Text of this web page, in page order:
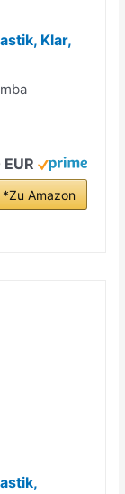
Klar,
*Zu Amazon